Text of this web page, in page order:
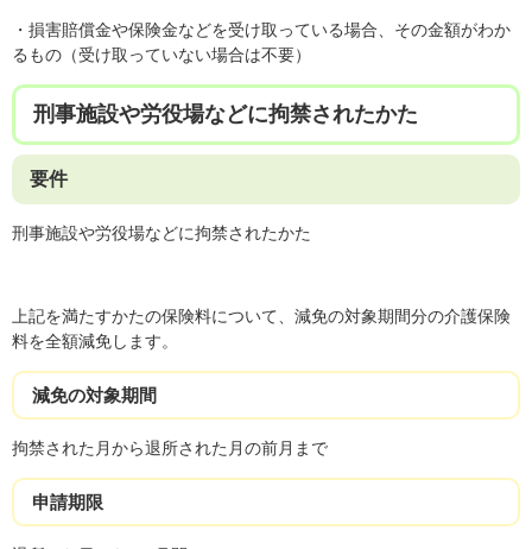
・損害賠償金や保険金などを受け取っている場合、その金額がわか
るもの（受け取っていない場合は不要）
刑事施設や労役場などに拘禁されたかた
要件
刑事施設や労役場などに拘禁されたかた
上記を満たすかたの保険料について、減免の対象期間分の介護保険
料を全額減免します。
減免の対象期間
拘禁された月から退所された月の前月まで
申請期限